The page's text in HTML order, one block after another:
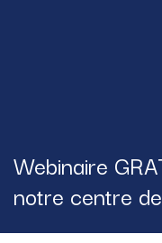
Webinaire
notre centre